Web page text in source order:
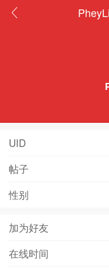
UID
帖子
性别
加为好友
在线时间